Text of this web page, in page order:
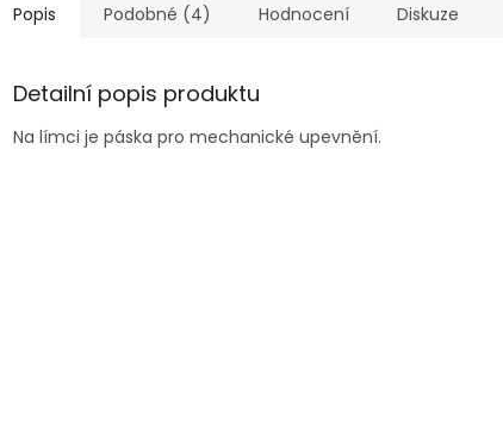
Popis Podobné (4) Hodnocení Diskuze
Detailní popis produktu
Na límci je páska pro mechanické upevnění.